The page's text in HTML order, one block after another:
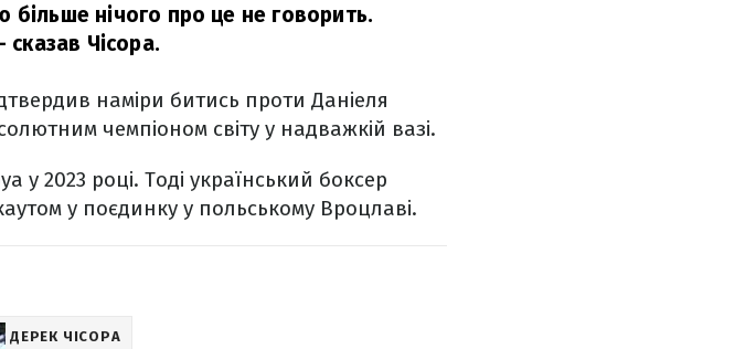
нічого про це не говорить.
сказав Чісора.
наміри битись проти Даніеля
чемпіоном світу у надважкій вазі.
2023 році. Тоді український боксер
у поєдинку у польському Вроцлаві.
ДЕРЕК ЧІСОРА